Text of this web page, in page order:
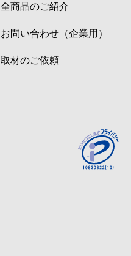
全商品のご紹介
お問い合わせ（企業用）
取材のご依頼